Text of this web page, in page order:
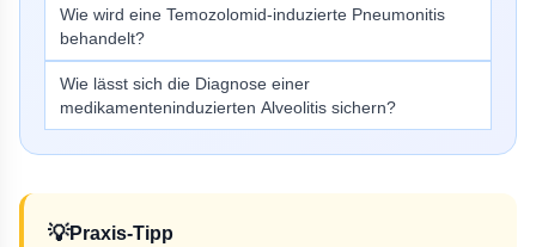
Wie wird eine Temozolomid-induzierte Pneumonitis
behandelt?
Wie lässt sich die Diagnose einer
medikamenteninduzierten Alveolitis sichern?
💡Praxis-Tipp